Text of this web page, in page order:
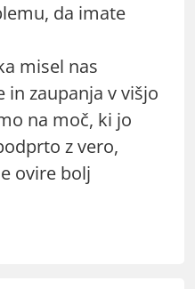
da imate
misel nas
zaupanja v višjo
na moč, ki jo
z vero,
ovire bolj